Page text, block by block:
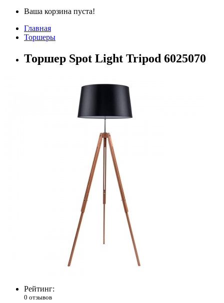
Ваша корзина пуста!
Главная
Торшеры
Торшер Spot Light Tripod 6025070
Рейтинг:
0 отзывов